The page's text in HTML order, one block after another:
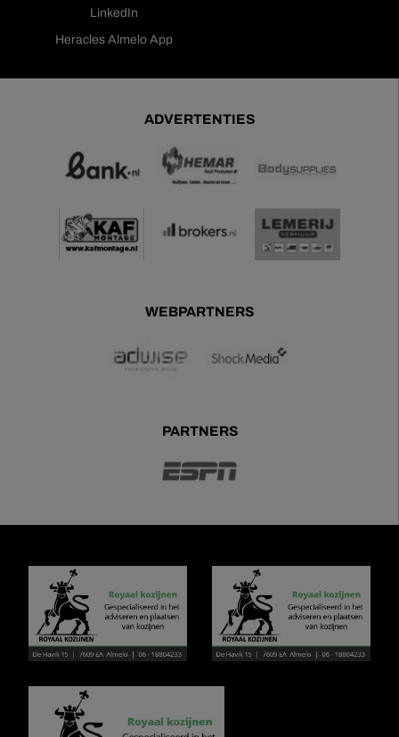
LinkedIn
Heracles Almelo App
ADVERTENTIES
WEBPARTNERS
PARTNERS